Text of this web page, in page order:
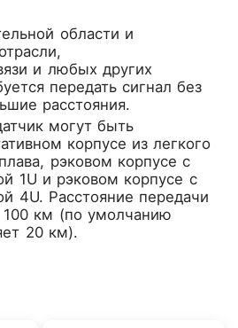
области и
и любых других
передать сигнал без
расстояния.
могут быть
корпусе из легкого
рэковом корпусе с
1U и рэковом корпусе с
4U. Расстояние передачи
100 км (по умолчанию
20 км).